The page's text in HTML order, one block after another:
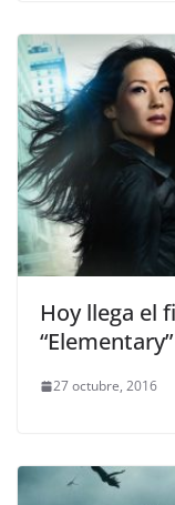
Hoy llega el
27 octubre, 2016